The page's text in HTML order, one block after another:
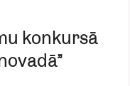
konkursā